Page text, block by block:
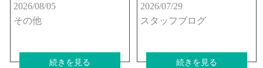
2026/08/05
その他
続きを見る
2026/07/29
スタッフブログ
続きを見る